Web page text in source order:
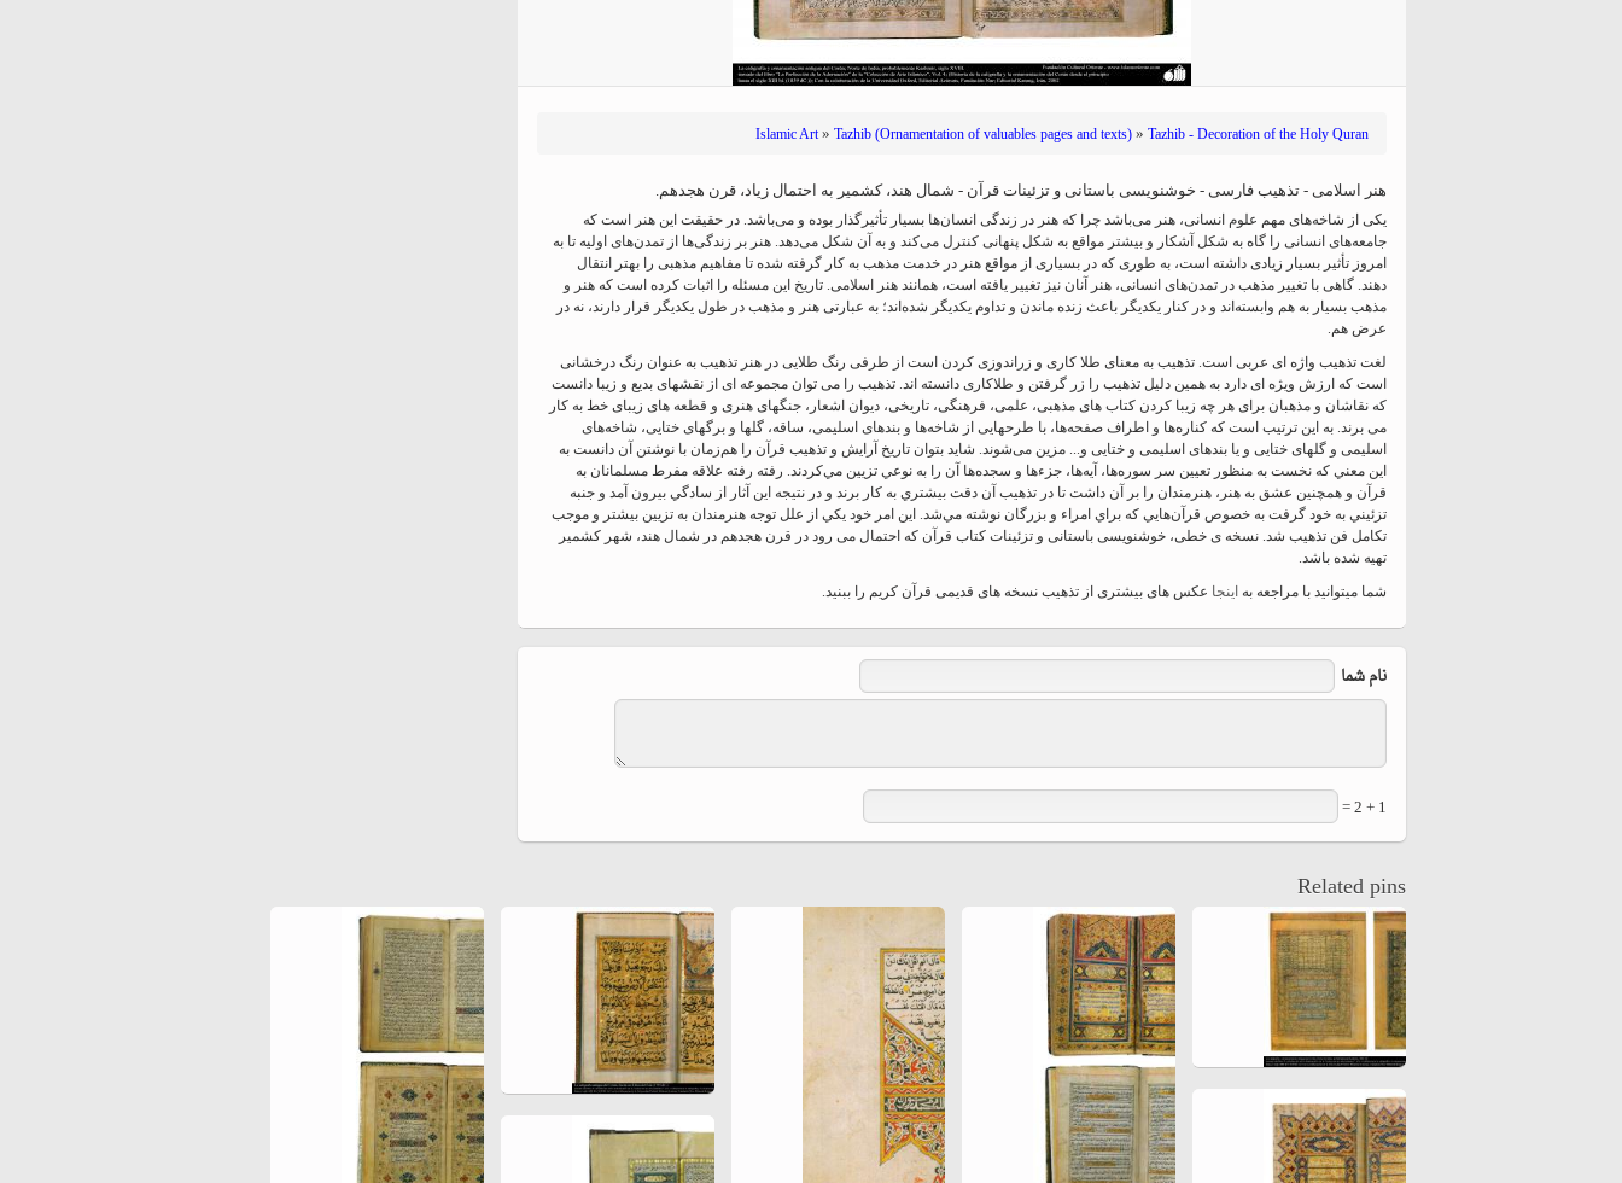
Ferdowsi " (Ed. Baysanqori )
Miniatures of other collections
fo Shahname by Ferdowsi
hiyri (XIX d.C).
Islamic Art» Tazhib (Ornamentation of valuables pages and texts) » Tazhib - Decoration of the Holy Quran
هنر اسلامی - تذهیب فارسی - خوشنویسی باستانی و تزئینات قرآن - شمال هند، کشمیر به احتمال زیاد، قرن هجدهم.
یکی از شاخه‌های مهم علوم انسانی، هنر می‌باشد چرا که هنر در زندگی انسان‌ها بسیار تأثیرگذار بوده و می‌باشد. در حقیقت این هنر است که
جامعه‌های انسانی را گاه به شکل آشکار و بیشتر مواقع به شکل پنهانی کنترل می‌کند و به آن شکل می‌دهد. هنر بر زندگی‌ها از تمدن‌های اولیه تا به
امروز تأثیر بسیار زیادی داشته است، به طوری که در بسیاری از مواقع هنر در خدمت مذهب به کار گرفته شده تا مفاهیم مذهبی را بهتر انتقال
دهند. گاهی با تغییر مذهب در تمدن‌های انسانی، هنر آنان نیز تغییر یافته است، همانند هنر اسلامی. تاریخ این مسئله را اثبات کرده است که هنر و
مذهب بسیار به هم وابسته‌اند و در کنار یکدیگر باعث زنده ماندن و تداوم یکدیگر شده‌اند؛ به عبارتی هنر و مذهب در طول یکدیگر قرار دارند، نه در
عرض هم.
لغت تذهیب واژه ای عربی است. تذهیب به معنای طلا کاری و زراندوزی کردن است از طرفی رنگ طلایی در هنر تذهیب به عنوان رنگ درخشانی
است که ارزش ویژه ای دارد به همین دلیل تذهیب را زر گرفتن و طلاکاری دانسته اند. تذهیب را می توان مجموعه ای از نقشهای بدیع و زیبا دانست
که نقاشان و مذهبان برای هر چه زیبا کردن کتاب های مذهبی، علمی، فرهنگی، تاریخی، دیوان اشعار، جنگهای هنری و قطعه های زیبای خط به کار
می برند. به این ترتیب است که کناره‌ها و اطراف صفحه‌ها، با طرحهایی از شاخه‌ها و بندهای اسلیمی، ساقه، گلها و برگهای ختایی، شاخه‌های
اسلیمی و گلهای ختایی و یا بندهای اسلیمی و ختایی و... مزین می‌شوند. شايد بتوان تاريخ آرايش و تذهيب قرآن را هم‌زمان با نوشتن آن دانست به
اين معني كه نخست به منظور تعيين سر سوره‌ها، آيه‌ها، جزءها و سجده‌ها آن را به نوعي تزيين مي‌كردند. رفته رفته علاقه مفرط مسلمانان به
قرآن و همچنين عشق به هنر، هنرمندان را بر آن داشت تا در تذهيب آن دقت بيشتري به كار برند و در نتيجه اين آثار از سادگي بيرون آمد و جنبه
تزئيني به خود گرفت به خصوص قرآن‌هايي كه براي امراء و بزرگان نوشته مي‌شد. اين امر خود يكي از علل توجه هنرمندان به تزيين بيشتر و موجب
تكامل فن تذهيب شد. نسخه ی خطی، خوشنویسی باستانی و تزئینات کتاب قرآن که احتمال می رود در قرن هجدهم در شمال هند، شهر کشمیر
تهیه شده باشد.
شما میتوانید با مراجعه به اینجا عکس های بیشتری از تذهیب نسخه های قدیمی قرآن کریم را ببنید.
نام شما
1 + 2 =
Related pins